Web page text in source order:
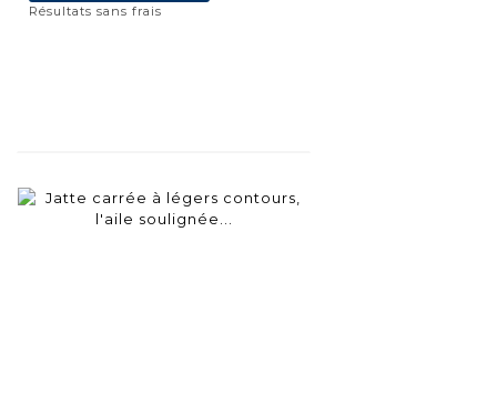
Résultats sans frais